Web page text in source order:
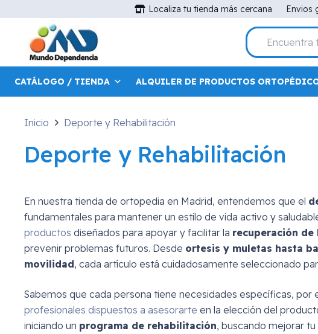
Localiza tu tienda más cercana Envios
CATÁLOGO / TIENDA ALQUILER DE PRODUCTOS
Inicio Deporte y Rehabilitación
Deporte y Rehabilitación
En nuestra tienda de ortopedia en Madrid, entendemos que el
fundamentales para mantener un estilo de vida activo y
productos diseñados para apoyar y facilitar la recuperación de
prevenir problemas futuros. Desde ortesis y muletas hasta
movilidad, cada artículo está cuidadosamente seleccionado
Sabemos que cada persona tiene necesidades específicas, por
profesionales dispuestos a asesorarte en la elección del
iniciando un programa de rehabilitación, buscando mejorar